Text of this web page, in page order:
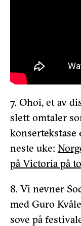
7. Ohoi, et av
slett omtaler
konsertekstase
neste uke:
på Victoria på
8. Vi nevner
med Guro
sove på